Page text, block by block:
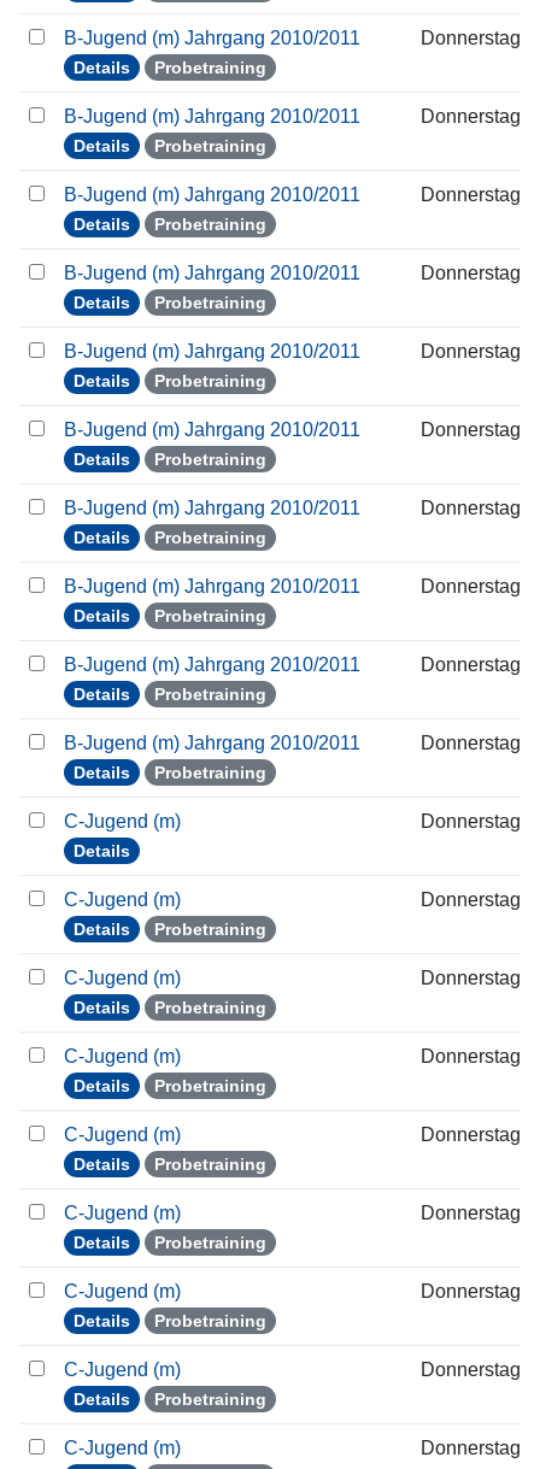
B-Jugend (m) Jahrgang 2010/2011
Details Probetraining
Donnerstag
B-Jugend (m) Jahrgang 2010/2011
Details Probetraining
Donnerstag
B-Jugend (m) Jahrgang 2010/2011
Details Probetraining
Donnerstag
B-Jugend (m) Jahrgang 2010/2011
Details Probetraining
Donnerstag
B-Jugend (m) Jahrgang 2010/2011
Details Probetraining
Donnerstag
B-Jugend (m) Jahrgang 2010/2011
Details Probetraining
Donnerstag
B-Jugend (m) Jahrgang 2010/2011
Details Probetraining
Donnerstag
B-Jugend (m) Jahrgang 2010/2011
Details Probetraining
Donnerstag
B-Jugend (m) Jahrgang 2010/2011
Details Probetraining
Donnerstag
B-Jugend (m) Jahrgang 2010/2011
Details Probetraining
Donnerstag
C-Jugend (m)
Details
Donnerstag
C-Jugend (m)
Details Probetraining
Donnerstag
C-Jugend (m)
Details Probetraining
Donnerstag
C-Jugend (m)
Details Probetraining
Donnerstag
C-Jugend (m)
Details Probetraining
Donnerstag
C-Jugend (m)
Details Probetraining
Donnerstag
C-Jugend (m)
Details Probetraining
Donnerstag
C-Jugend (m)
Details Probetraining
Donnerstag
C-Jugend (m) Donnerstag